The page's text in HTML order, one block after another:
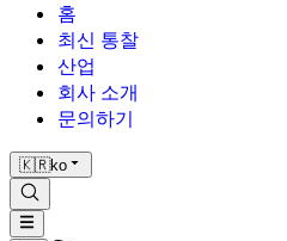
홈
최신 통찰
산업
회사 소개
문의하기
🇰🇷ko